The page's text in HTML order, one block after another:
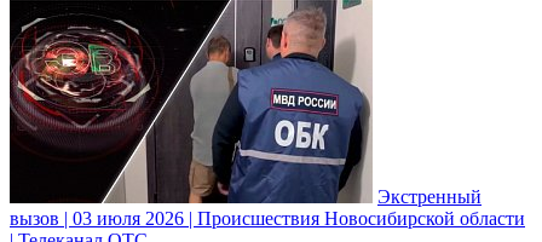
Экстренный
вызов | 03 июля 2026 | Происшествия Новосибирской области